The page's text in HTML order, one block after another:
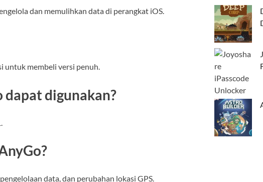
dan memulihkan data di perangkat iOS.
untuk membeli versi penuh.
dapat digunakan?
data, dan perubahan lokasi GPS.